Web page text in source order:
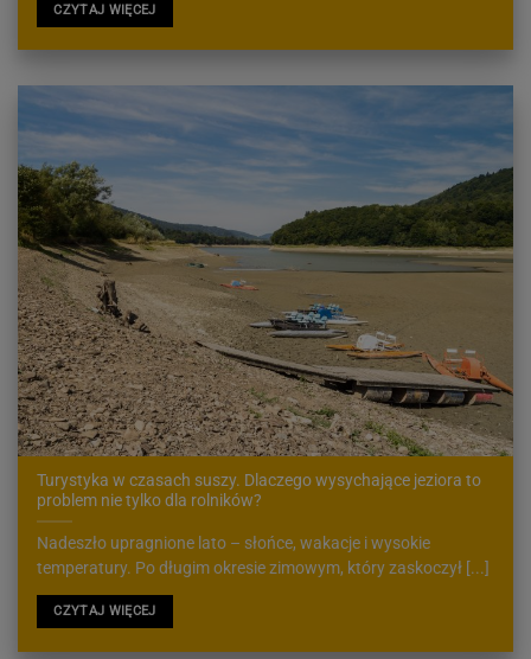
CZYTAJ WIĘCEJ
Turystyka w czasach suszy. Dlaczego wysychające jeziora to
problem nie tylko dla rolników?
Nadeszło upragnione lato – słońce, wakacje i wysokie
temperatury. Po długim okresie zimowym, który zaskoczył [...]
CZYTAJ WIĘCEJ